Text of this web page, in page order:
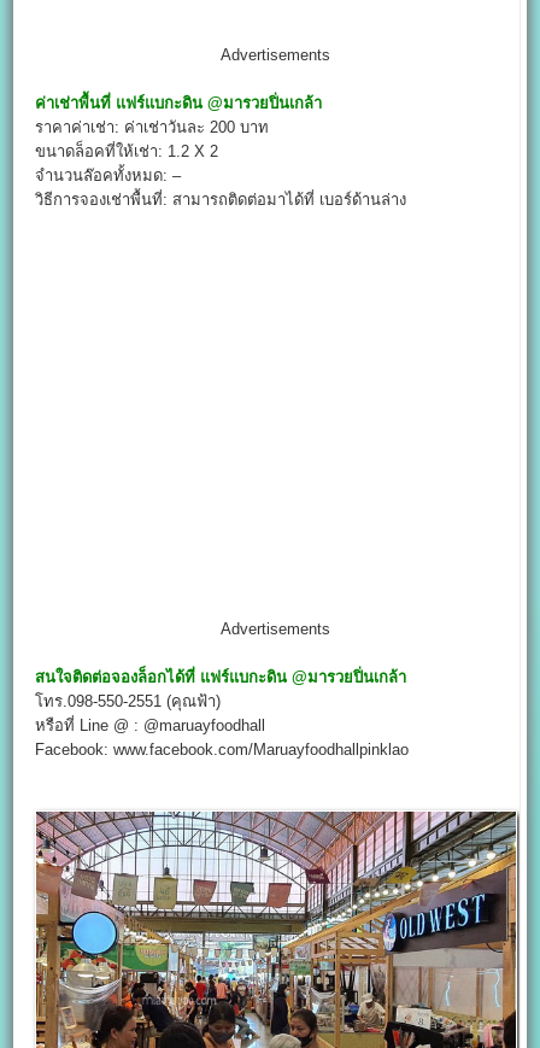
Advertisements
ค่าเช่าพื้นที่ แฟร์แบกะดิน@มารวยปิ่นเกล้า
ราคาค่าเช่า: ค่าเช่าวันละ 200 บาท
ขนาดล็อคที่ให้เช่า: 1.2 X 2
จำนวนล๊อคทั้งหมด: –
วิธีการจองเช่าพื้นที่: สามารถติดต่อมาได้ที่ เบอร์ด้านล่าง
Advertisements
สนใจติดต่อจองล็อกได้ที่ แฟร์แบกะดิน@มารวยปิ่นเกล้า
โทร.098-550-2551 (คุณฟ้า)
หรือที่ Line @ : @maruayfoodhall
Facebook: www.facebook.com/Maruayfoodhallpinklao